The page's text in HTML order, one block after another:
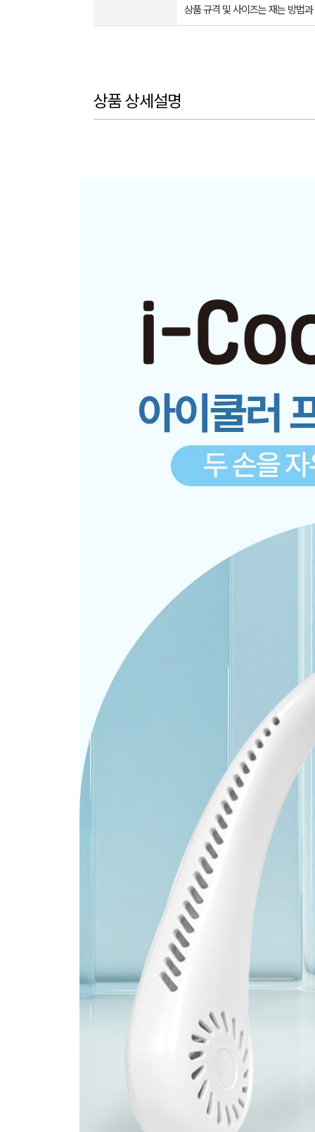
상품 규격 및 사이즈는 재는 방법
상품 상세설명